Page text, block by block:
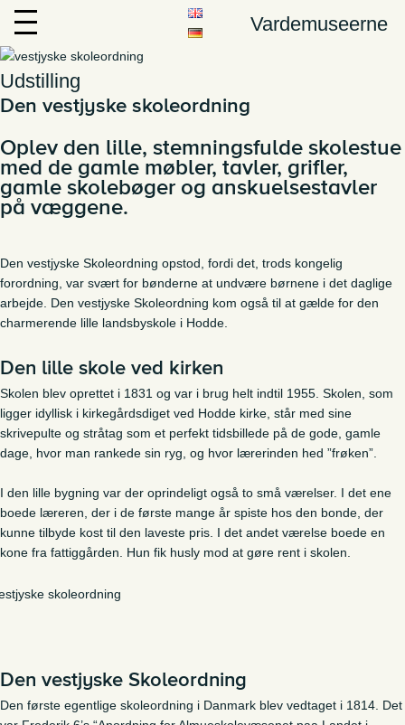
Vardemuseerne
Udstilling
Den vestjyske skoleordning
Oplev den lille, stemningsfulde skolestue
med de gamle møbler, tavler, grifler,
gamle skolebøger og anskuelsestavler
på væggene.
Den vestjyske Skoleordning opstod, fordi det, trods kongelig
forordning, var svært for bønderne at undvære børnene i det daglige
arbejde. Den vestjyske Skoleordning kom også til at gælde for den
charmerende lille landsbyskole i Hodde.
Den lille skole ved kirken
Skolen blev oprettet i 1831 og var i brug helt indtil 1955. Skolen, som
ligger idyllisk i kirkegårdsdiget ved Hodde kirke, står med sine
skrivepulte og stråtag som et perfekt tidsbillede på de gode, gamle
dage, hvor man rankede sin ryg, og hvor lærerinden hed ”frøken”.
I den lille bygning var der oprindeligt også to små værelser. I det ene
boede læreren, der i de første mange år spiste hos den bonde, der
kunne tilbyde kost til den laveste pris. I det andet værelse boede en
kone fra fattiggården. Hun fik husly mod at gøre rent i skolen.
Den vestjyske Skoleordning
Den første egentlige skoleordning i Danmark blev vedtaget i 1814. Det